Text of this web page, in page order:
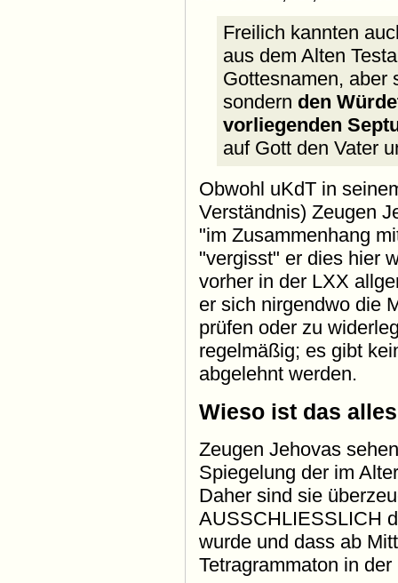
Freilich kannten
aus dem Alten
Gottesnamen, aber
sondern den
vorliegenden
auf Gott den Vater
Obwohl uKdT in
Verständnis) Zeugen
"im Zusammenhang
"vergisst" er dies hier
vorher in der LXX
er sich nirgendwo die
prüfen oder zu
regelmäßig; es gibt
abgelehnt werden.
Wieso ist das
Zeugen Jehovas
Spiegelung der im
Daher sind sie
AUSSCHLIESSLICH
wurde und dass ab
Tetragrammaton in